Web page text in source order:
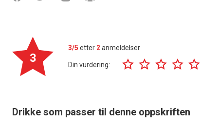
3
3/5 etter 2anmeldelser
Din vurdering:
Drikke som passer til denne oppskriften